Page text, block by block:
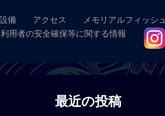
備 アクセス
メモリアルフィッシュ
利用者の安全確保等に関する情報
最近の投稿